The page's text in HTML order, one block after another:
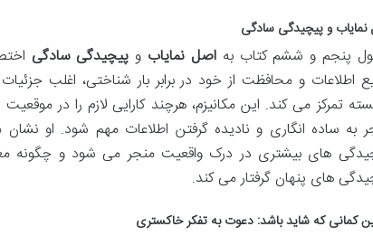
و پیچیدگی سادگی
پنجم و ششم کتاب بهاصل نمایاب و پیچیدگی سادگی
اطلاعات و محافظت از خود در برابر بار شناختی، اغلب
تمرکز می کند. این مکانیزم، هرچند کارایی لازم را در
به ساده انگاری و نادیده گرفتن اطلاعات مهم شود. او
های بیشتری در درک واقعیت منجر می شود و چگونه
های پنهان گرفتار می کند.
کمانی که شاید باشد: دعوت به تفکر خاکستری